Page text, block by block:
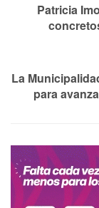
Patricia
La
para